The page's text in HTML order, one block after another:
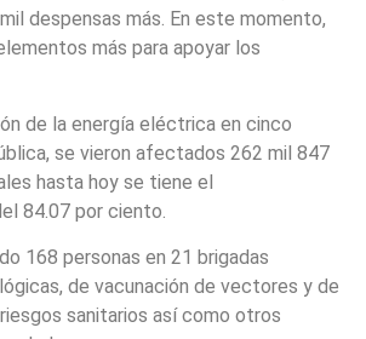
despensas más. En este momento,
más para apoyar los
de la energía eléctrica en cinco
se vieron afectados 262 mil 847
hasta hoy se tiene el
84.07 por ciento.
168 personas en 21 brigadas
de vacunación de vectores y de
sanitarios así como otros